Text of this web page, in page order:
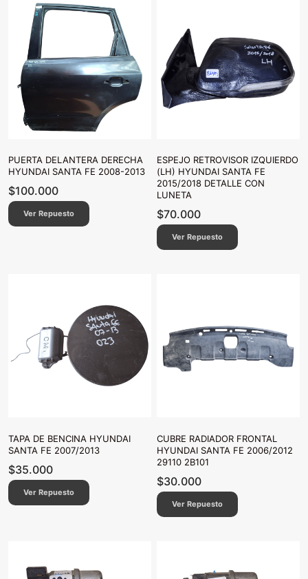
PUERTA DELANTERA DERECHA
HYUNDAI SANTA FE 2008-2013
$100.000
Ver Repuesto
ESPEJO RETROVISOR IZQUIERDO
(LH) HYUNDAI SANTA FE
2015/2018 DETALLE CON
LUNETA
$70.000
Ver Repuesto
TAPA DE BENCINA HYUNDAI
SANTA FE 2007/2013
$35.000
Ver Repuesto
CUBRE RADIADOR FRONTAL
HYUNDAI SANTA FE 2006/2012
29110 2B101
$30.000
Ver Repuesto